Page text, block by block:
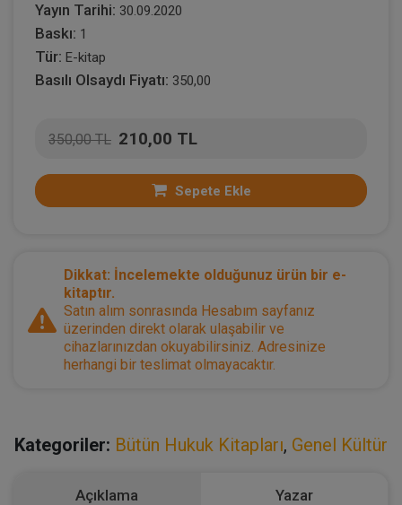
Yayın Tarihi: 30.09.2020
Baskı: 1
Tür: E-kitap
Basılı Olsaydı Fiyatı: 350,00
350,00 TL 210,00 TL
Sepete Ekle
Dikkat: İncelemekte olduğunuz ürün bir e-
kitaptır.
Satın alım sonrasında Hesabım sayfanız
üzerinden direkt olarak ulaşabilir ve
cihazlarınızdan okuyabilirsiniz. Adresinize
herhangi bir teslimat olmayacaktır.
Kategoriler: Bütün Hukuk Kitapları, Genel Kültür
Açıklama Yazar